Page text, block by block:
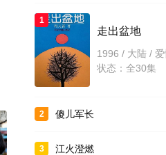
1
走出盆地
1996 / 大陆 /
状态：全30集
2 傻儿军长
3 江火澄燃